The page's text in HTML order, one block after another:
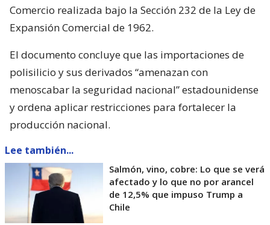
Comercio realizada bajo la Sección 232 de la Ley de
Expansión Comercial de 1962.
El documento concluye que las importaciones de
polisilicio y sus derivados “amenazan con
menoscabar la seguridad nacional” estadounidense
y ordena aplicar restricciones para fortalecer la
producción nacional.
Lee también...
Salmón, vino, cobre: Lo que se verá
afectado y lo que no por arancel
de 12,5% que impuso Trump a
Chile